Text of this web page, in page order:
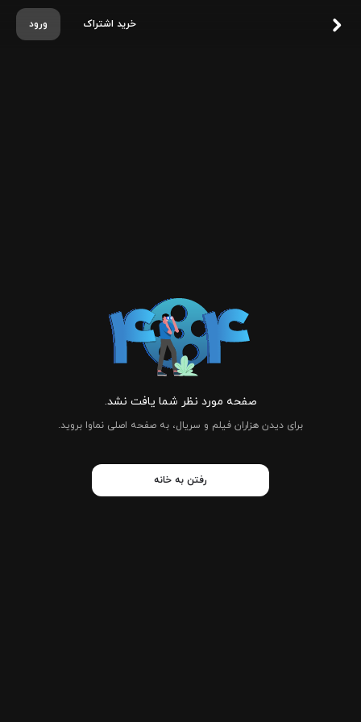
ورود خرید اشتراک
صفحه مورد نظر شما یافت نشد.
برای دیدن هزاران فیلم و سریال، به صفحه اصلی نماوا بروید.
رفتن به خانه